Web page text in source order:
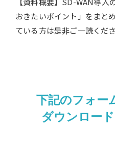
おきたいポイント」をまと
ている方は是非ご一読くださ
下記のフォー
ダウンロー